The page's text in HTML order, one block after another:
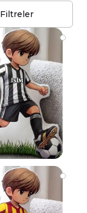
Filtreler